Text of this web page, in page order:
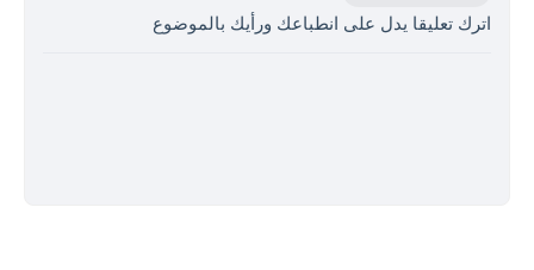
اترك تعليقا يدل على انطباعك ورأيك بالموضوع